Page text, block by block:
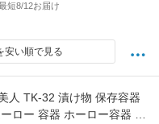
短8/12お届け
安い順で見る
人 TK-32 漬け物 保存容器
ロー 容器 ホーロー容器 野